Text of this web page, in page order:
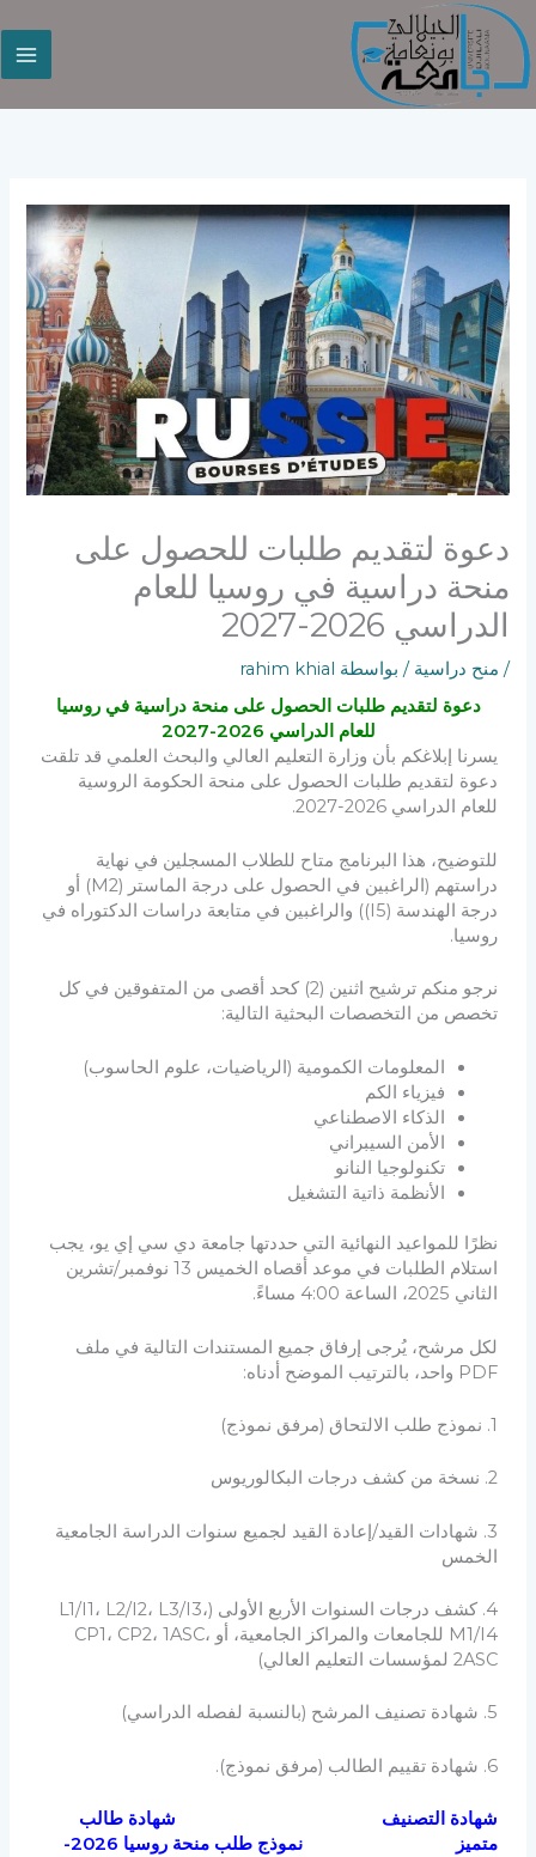
تخطي
إلى
المحتوى
دعوة لتقديم طلبات للحصول على
منحة دراسية في روسيا للعام
الدراسي 2026-2027
/ منح دراسية / بواسطة rahim khial
دعوة لتقديم طلبات الحصول على منحة دراسية في روسيا
للعام الدراسي 2026-2027
يسرنا إبلاغكم بأن وزارة التعليم العالي والبحث العلمي قد تلقت
دعوة لتقديم طلبات الحصول على منحة الحكومة الروسية
للعام الدراسي 2026-2027.
للتوضيح، هذا البرنامج متاح للطلاب المسجلين في نهاية
دراستهم (الراغبين في الحصول على درجة الماستر (M2) أو
درجة الهندسة (I5)) والراغبين في متابعة دراسات الدكتوراه في
روسيا.
نرجو منكم ترشيح اثنين (2) كحد أقصى من المتفوقين في كل
تخصص من التخصصات البحثية التالية:
المعلومات الكمومية (الرياضيات، علوم الحاسوب)
فيزياء الكم
الذكاء الاصطناعي
الأمن السيبراني
تكنولوجيا النانو
الأنظمة ذاتية التشغيل
نظرًا للمواعيد النهائية التي حددتها جامعة دي سي إي يو، يجب
استلام الطلبات في موعد أقصاه الخميس 13 نوفمبر/تشرين
الثاني 2025، الساعة 4:00 مساءً.
لكل مرشح، يُرجى إرفاق جميع المستندات التالية في ملف
PDF واحد، بالترتيب الموضح أدناه:
1. نموذج طلب الالتحاق (مرفق نموذج)
2. نسخة من كشف درجات البكالوريوس
3. شهادات القيد/إعادة القيد لجميع سنوات الدراسة الجامعية
الخمس
4. كشف درجات السنوات الأربع الأولى (L1/I1، L2/I2، L3/I3،
M1/I4 للجامعات والمراكز الجامعية، أو CP1، CP2، 1ASC،
2ASC لمؤسسات التعليم العالي)
5. شهادة تصنيف المرشح (بالنسبة لفصله الدراسي)
6. شهادة تقييم الطالب (مرفق نموذج).
شهادة التصنيف
شهادة طالب
متميز
نموذج طلب منحة روسيا 2026-